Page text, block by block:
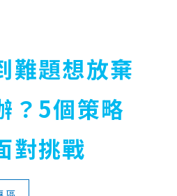
難題想放棄
？5個策略
對挑戰